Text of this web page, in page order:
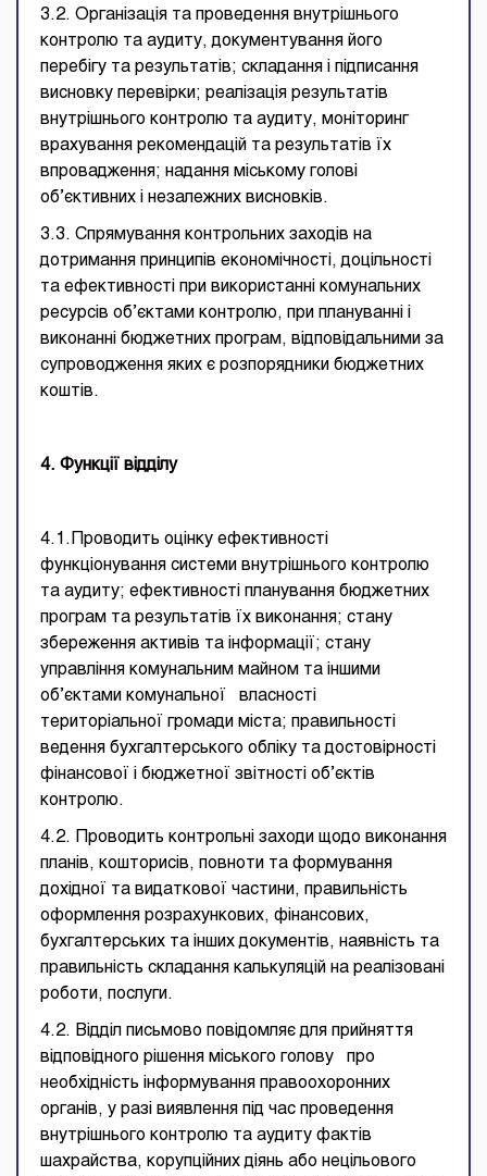
3.2. Організація та проведення внутрішнього
контролю та аудиту, документування його
перебігу та результатів; складання і підписання
висновку перевірки; реалізація результатів
внутрішнього контролю та аудиту, моніторинг
врахування рекомендацій та результатів їх
впровадження; надання міському голові
об’єктивних і незалежних висновків.
3.3. Спрямування контрольних заходів на
дотримання принципів економічності, доцільності
та ефективності при використанні комунальних
ресурсів об’єктами контролю, при плануванні і
виконанні бюджетних програм, відповідальними за
супроводження яких є розпорядники бюджетних
коштів.
4. Функції відділу
4.1.Проводить оцінку ефективності
функціонування системи внутрішнього контролю
та аудиту; ефективності планування бюджетних
програм та результатів їх виконання; стану
збереження активів та інформації; стану
управління комунальним майном та іншими
об’єктами комунальної власності
територіальної громади міста; правильності
ведення бухгалтерського обліку та достовірності
фінансової і бюджетної звітності об’єктів
контролю.
4.2. Проводить контрольні заходи щодо виконання
планів, кошторисів, повноти та формування
дохідної та видаткової частини, правильність
оформлення розрахункових, фінансових,
бухгалтерських та інших документів, наявність та
правильність складання калькуляцій на реалізовані
роботи, послуги.
4.2. Відділ письмово повідомляє для прийняття
відповідного рішення міського голову про
необхідність інформування правоохоронних
органів, у разі виявлення під час проведення
внутрішнього контролю та аудиту фактів
шахрайства, корупційних діянь або нецільового